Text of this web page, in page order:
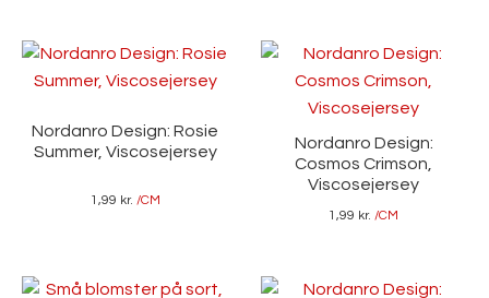
Nordanro Design: Rosie
Summer, Viscosejersey
1,99 kr. /CM
Nordanro Design:
Cosmos Crimson,
Viscosejersey
1,99 kr. /CM